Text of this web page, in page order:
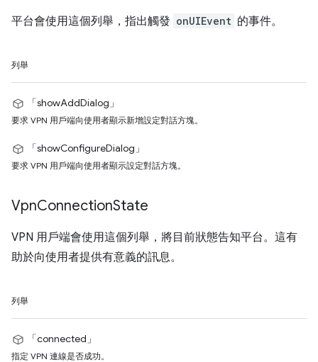
平台會使用這個列舉，指出觸發 onUIEvent 的事件。
列舉
「showAddDialog」
要求 VPN 用戶端向使用者顯示新增設定對話方塊。
「showConfigureDialog」
要求 VPN 用戶端向使用者顯示設定對話方塊。
VpnConnectionState
VPN 用戶端會使用這個列舉，將目前狀態告知平台。這有
助於向使用者提供有意義的訊息。
列舉
「connected」
指定 VPN 連線是否成功。